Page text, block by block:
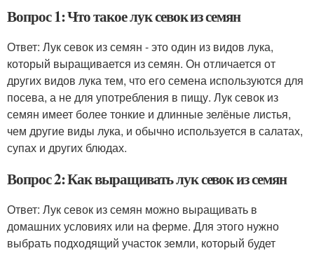
Вопрос 1: Что такое лук севок из семян
Ответ: Лук севок из семян - это один из видов лука,
который выращивается из семян. Он отличается от
других видов лука тем, что его семена используются для
посева, а не для употребления в пищу. Лук севок из
семян имеет более тонкие и длинные зелёные листья,
чем другие виды лука, и обычно используется в салатах,
супах и других блюдах.
Вопрос 2: Как выращивать лук севок из семян
Ответ: Лук севок из семян можно выращивать в
домашних условиях или на ферме. Для этого нужно
выбрать подходящий участок земли, который будет